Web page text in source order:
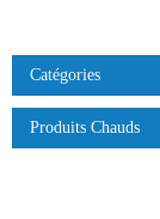
Catégories
Produits Chauds